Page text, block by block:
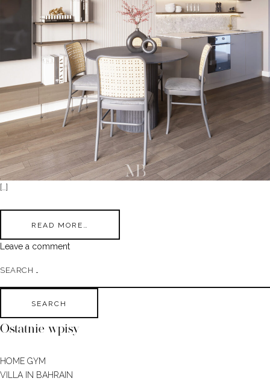
[…]
READ MORE…
Leave a comment
Ostatnie wpisy
HOME GYM
VILLA IN BAHRAIN